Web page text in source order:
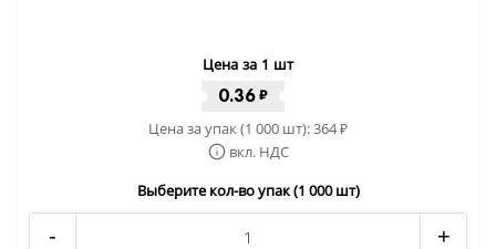
Цена за 1 шт
0.36 ₽
Цена за упак (1 000 шт):364₽
вкл. НДС
Выберите кол-во упак (1 000 шт)
- +